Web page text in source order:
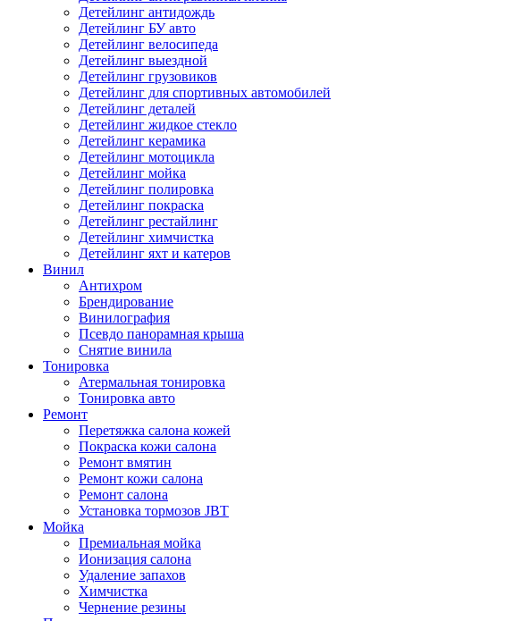
Детейлинг антидождь
Детейлинг БУ авто
Детейлинг велосипеда
Детейлинг выездной
Детейлинг грузовиков
Детейлинг для спортивных автомобилей
Детейлинг деталей
Детейлинг жидкое стекло
Детейлинг керамика
Детейлинг мотоцикла
Детейлинг мойка
Детейлинг полировка
Детейлинг покраска
Детейлинг рестайлинг
Детейлинг химчистка
Детейлинг яхт и катеров
Винил
Антихром
Брендирование
Винилография
Псевдо панорамная крыша
Снятие винила
Тонировка
Атермальная тонировка
Тонировка авто
Ремонт
Перетяжка салона кожей
Покраска кожи салона
Ремонт вмятин
Ремонт кожи салона
Ремонт салона
Установка тормозов JBT
Мойка
Премиальная мойка
Ионизация салона
Удаление запахов
Химчистка
Чернение резины